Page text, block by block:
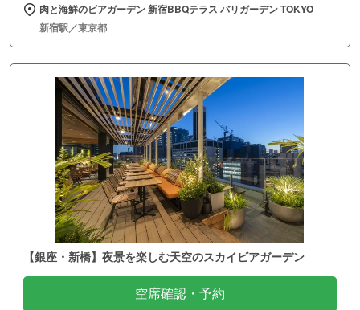
肉と海鮮のビアガーデン 新宿BBQテラス バリガーデン TOKYO
新宿駅／東京都
【銀座・新橋】夜景を楽しむ天空のスカイビアガーデン
空席確認・予約